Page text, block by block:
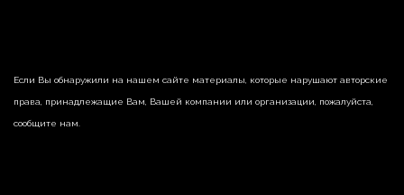
Если Вы обнаружили на нашем сайте материалы, которые нарушают авторские
права, принадлежащие Вам, Вашей компании или организации, пожалуйста,
сообщите нам.